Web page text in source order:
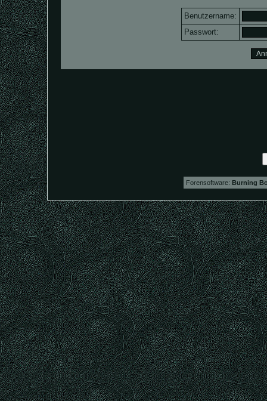
Benutzername:
Passwort:
Forensoftware: Burning